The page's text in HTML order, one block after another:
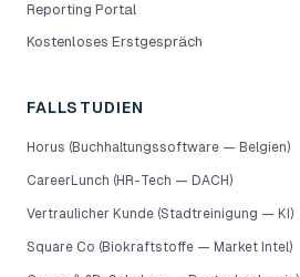
Reporting Portal
Kostenloses Erstgespräch
FALLSTUDIEN
Horus (Buchhaltungssoftware — Belgien)
CareerLunch (HR-Tech — DACH)
Vertraulicher Kunde (Stadtreinigung — KI)
Square Co (Biokraftstoffe — Market Intel)